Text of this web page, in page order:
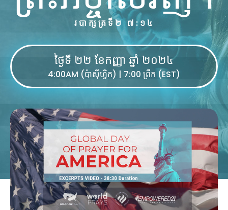
របាក្សត្រទី២ ៧:១៤
ថ្ងៃទី ២២ ខែកញ្ញា ឆ្នាំ ២០២៤
4:00AM (ប៉ាស៊ីហ្វិក) | 7:00 ព្រឹក (EST)